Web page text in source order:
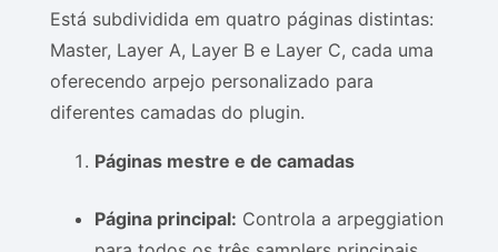
Está subdividida em quatro páginas distintas:
Master, Layer A, Layer B e Layer C, cada uma
oferecendo arpejo personalizado para
diferentes camadas do plugin.
Páginas mestre e de camadas
Página principal: Controla a arpeggiation